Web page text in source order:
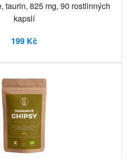
taurin, 825 mg, 90 rostlinných
kapslí
199 Kč